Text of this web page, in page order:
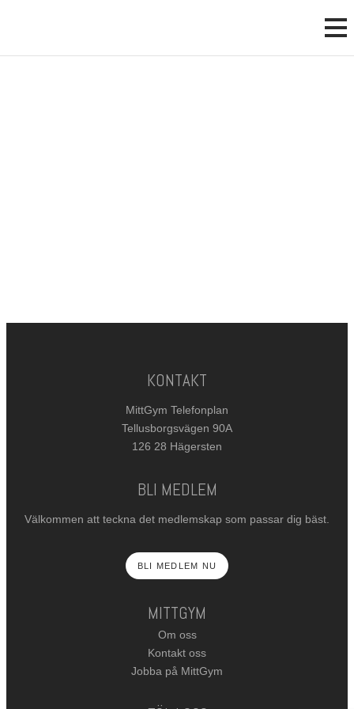
KONTAKT
MittGym Telefonplan
Tellusborgsvägen 90A
126 28 Hägersten
BLI MEDLEM
Välkommen att teckna det medlemskap som passar dig bäst.
BLI MEDLEM NU
MITTGYM
Om oss
Kontakt oss
Jobba på MittGym